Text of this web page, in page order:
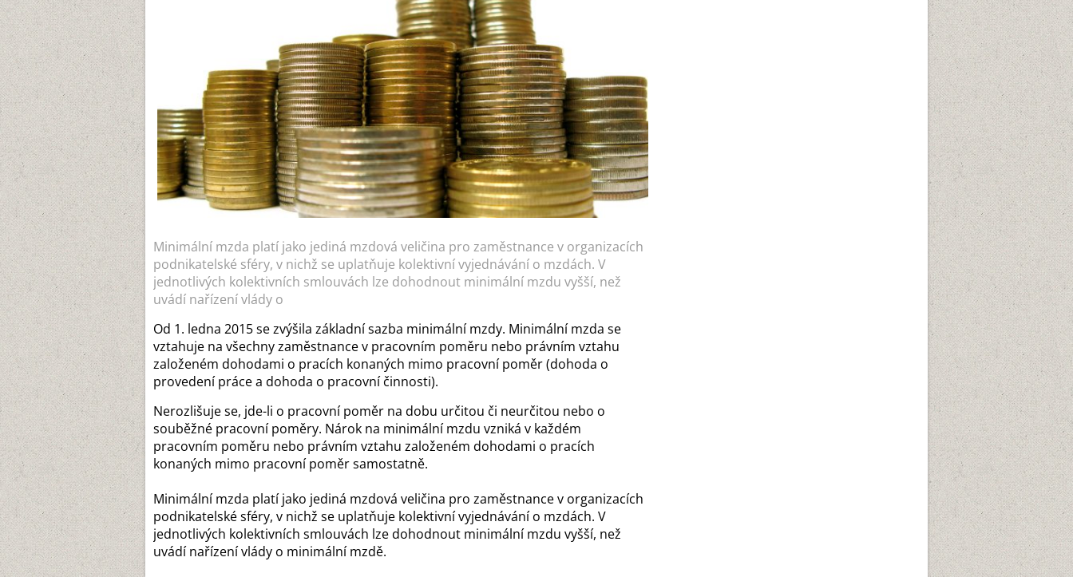
Minimální mzda platí jako jediná mzdová veličina pro zaměstnance v organizacích
podnikatelské sféry, v nichž se uplatňuje kolektivní vyjednávání o mzdách. V
jednotlivých kolektivních smlouvách lze dohodnout minimální mzdu vyšší, než
uvádí nařízení vlády o
Od 1. ledna 2015 se zvýšila základní sazba minimální mzdy. Minimální mzda se
vztahuje na všechny zaměstnance v pracovním poměru nebo právním vztahu
založeném dohodami o pracích konaných mimo pracovní poměr (dohoda o
provedení práce a dohoda o pracovní činnosti).
Nerozlišuje se, jde-li o pracovní poměr na dobu určitou či neurčitou nebo o
souběžné pracovní poměry. Nárok na minimální mzdu vzniká v každém
pracovním poměru nebo právním vztahu založeném dohodami o pracích
konaných mimo pracovní poměr samostatně.
Minimální mzda platí jako jediná mzdová veličina pro zaměstnance v organizacích
podnikatelské sféry, v nichž se uplatňuje kolektivní vyjednávání o mzdách. V
jednotlivých kolektivních smlouvách lze dohodnout minimální mzdu vyšší, než
uvádí nařízení vlády o minimální mzdě.